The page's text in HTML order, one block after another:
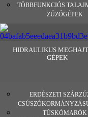
TÖBBFUNKCIÓS
ZÚZÓGÉPEK
HIDRAULIKUS
GÉPEK
ERDÉSZETI
TÚSKÓMARÓK